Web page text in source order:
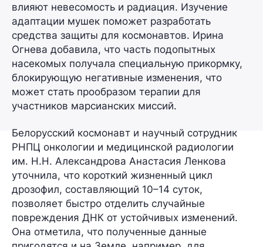
влияют невесомость и радиация. Изучение
адаптации мушек поможет разработать
средства защиты для космонавтов. Ирина
Огнева добавила, что часть подопытных
насекомых получала специальную прикормку,
блокирующую негативные изменения, что
может стать прообразом терапии для
участников марсианских миссий.
Белорусский космонавт и научный сотрудник
РНПЦ онкологии и медицинской радиологии
им. Н.Н. Александрова Анастасия Ленкова
уточнила, что короткий жизненный цикл
дрозофил, составляющий 10–14 суток,
позволяет быстро отделить случайные
повреждения ДНК от устойчивых изменений.
Она отметила, что полученные данные